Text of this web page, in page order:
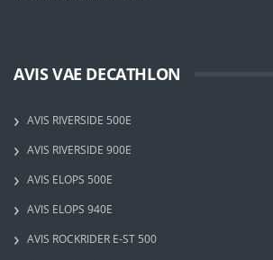
AVIS VAE DECATHLON
AVIS RIVERSIDE 500E
AVIS RIVERSIDE 900E
AVIS ELOPS 500E
AVIS ELOPS 940E
AVIS ROCKRIDER E-ST 500